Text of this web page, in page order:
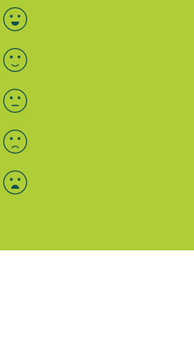
Bewertung auswählen